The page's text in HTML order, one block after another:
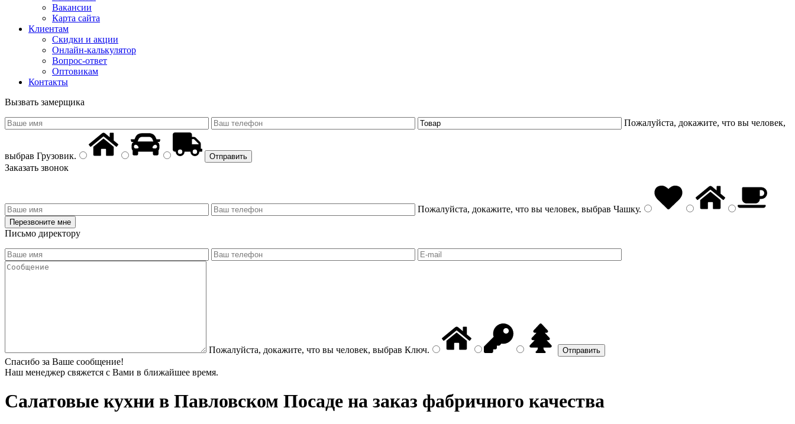
Вакансии
Карта сайта
Клиентам
Скидки и акции
Онлайн-калькулятор
Вопрос-ответ
Оптовикам
Контакты
Вызвать замерщика
Пожалуйста, докажите, что вы человек,
выбрав Грузовик.
Заказать звонок
Пожалуйста, докажите, что вы человек, выбрав Чашку.
Письмо директору
Пожалуйста, докажите, что вы человек, выбрав Ключ.
Спасибо за Ваше сообщение!
Наш менеджер свяжется с Вами в ближайшее время.
Салатовые кухни в Павловском Посаде на заказ фабричного качества